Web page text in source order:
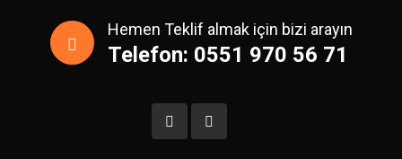
Hemen Teklif almak için bizi arayın
Telefon: 0551 970 56 71